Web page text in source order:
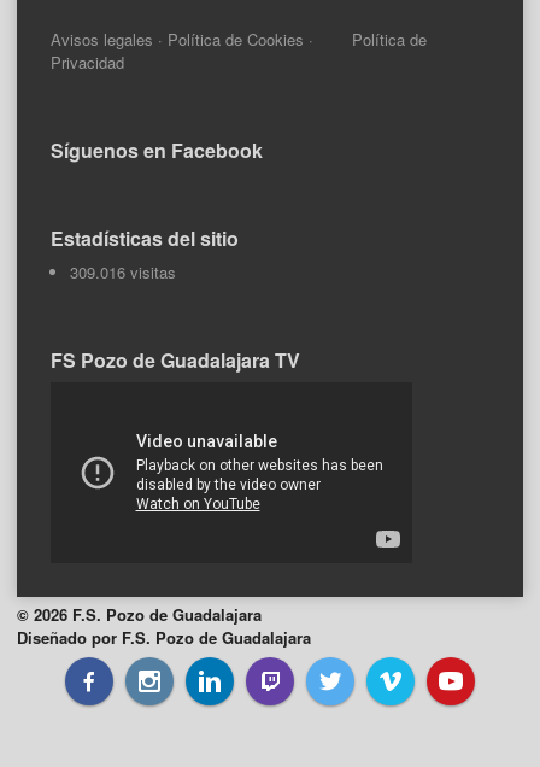
Avisos legales · Política de Cookies · Política de
Privacidad
Síguenos en Facebook
Estadísticas del sitio
309.016 visitas
FS Pozo de Guadalajara TV
© 2026 F.S. Pozo de Guadalajara
Diseñado por F.S. Pozo de Guadalajara